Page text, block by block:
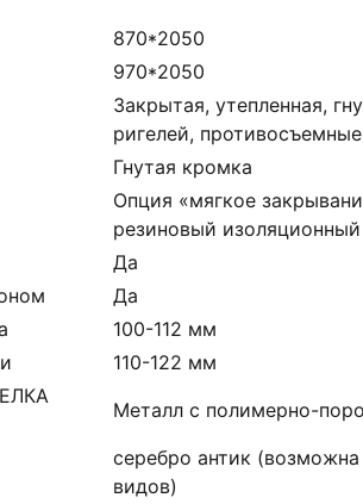
870*2050
970*2050
Закрытая, утепленная,
ригелей,
Гнутая кромка
Опция «мягкое
резиновый
Да
Да
100-112 мм
110-122 мм
Металл с полимерно-
серебро антик
видов)